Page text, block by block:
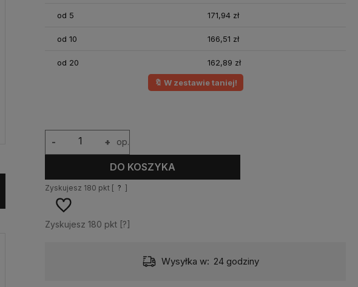
od 5 171,94 zł
od 10 166,51 zł
od 20 162,89 zł
🔖 W zestawie taniej!
+
- op.
DO KOSZYKA
Zyskujesz 180 pkt [ ? ]
Zyskujesz180 pkt [?]
od 10,99 zł - Pocztex odbiór w punkcie